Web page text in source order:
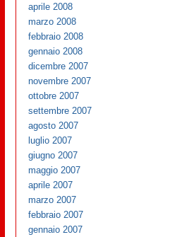
aprile 2008
marzo 2008
febbraio 2008
gennaio 2008
dicembre 2007
novembre 2007
ottobre 2007
settembre 2007
agosto 2007
luglio 2007
giugno 2007
maggio 2007
aprile 2007
marzo 2007
febbraio 2007
gennaio 2007